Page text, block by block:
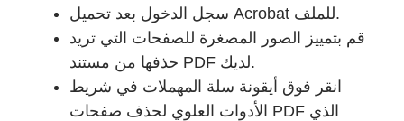
سجل الدخول بعد تحميل Acrobat للملف.
قم بتمييز الصور المصغرة للصفحات التي تريد
حذفها من مستند PDF لديك.
انقر فوق أيقونة سلة المهملات في شريط
الأدوات العلوي لحذف صفحات PDF الذي